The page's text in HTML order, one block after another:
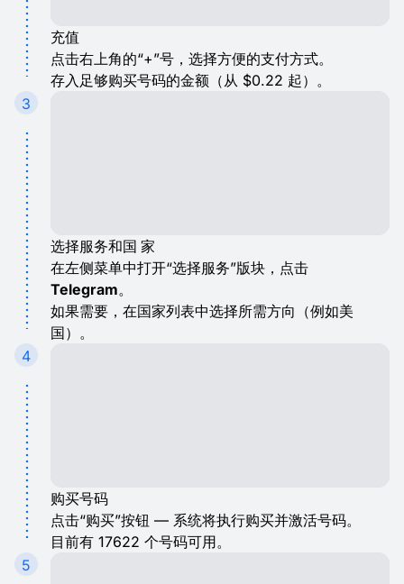
充值
点击右上角的“+”号，选择方便的支付方式。
存入足够购买号码的金额（从 $0.22 起）。
3
选择服务和国 家
在左侧菜单中打开“选择服务”版块，点击
Telegram。
如果需要，在国家列表中选择所需方向（例如美
国）。
4
购买号码
点击“购买”按钮 — 系统将执行购买并激活号码。
目前有 17622 个号码可用。
5